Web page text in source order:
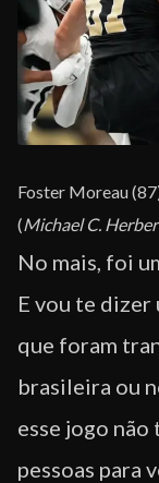
Foster Moreau
(Michael C.
No mais, foi
E vou te dizer
que foram
brasileira ou
esse jogo
pessoas para